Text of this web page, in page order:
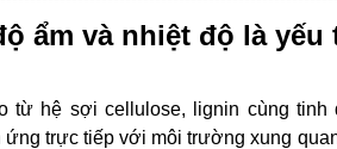
ẩm và nhiệt độ là
từ hệ sợi cellulose, lignin cùng
trực tiếp với môi trường xung